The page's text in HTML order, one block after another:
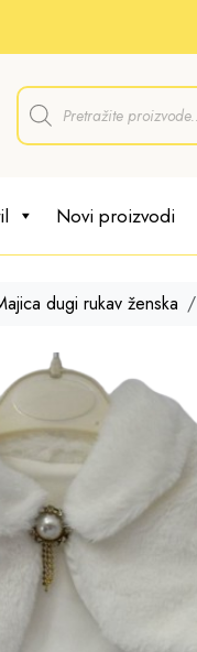
P
d
s
e
c
h
Novi proizvodi
dugi rukav ženska